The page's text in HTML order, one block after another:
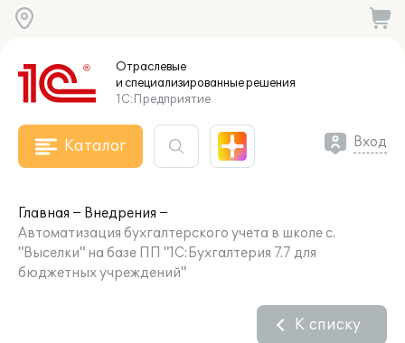
Отраслевые
и специализированныерешения
1С:Предприятие
Каталог Вход
Главная
Внедрения
Автоматизация бухгалтерского учета в школе с.
"Выселки" на базе ПП "1С:Бухгалтерия 7.7 для
бюджетных учреждений"
К списку